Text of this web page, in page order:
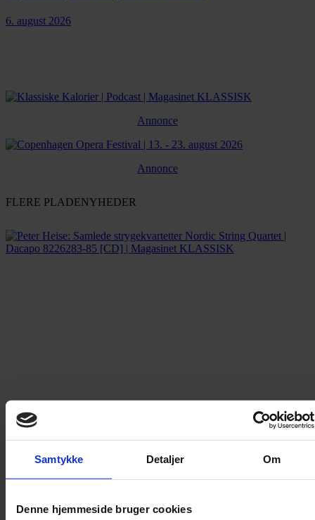
Samtykke Detaljer Om
Denne hjemmeside bruger cookies
6. august 2026
Annonce
Annonce
FLERE PLADENYHEDER